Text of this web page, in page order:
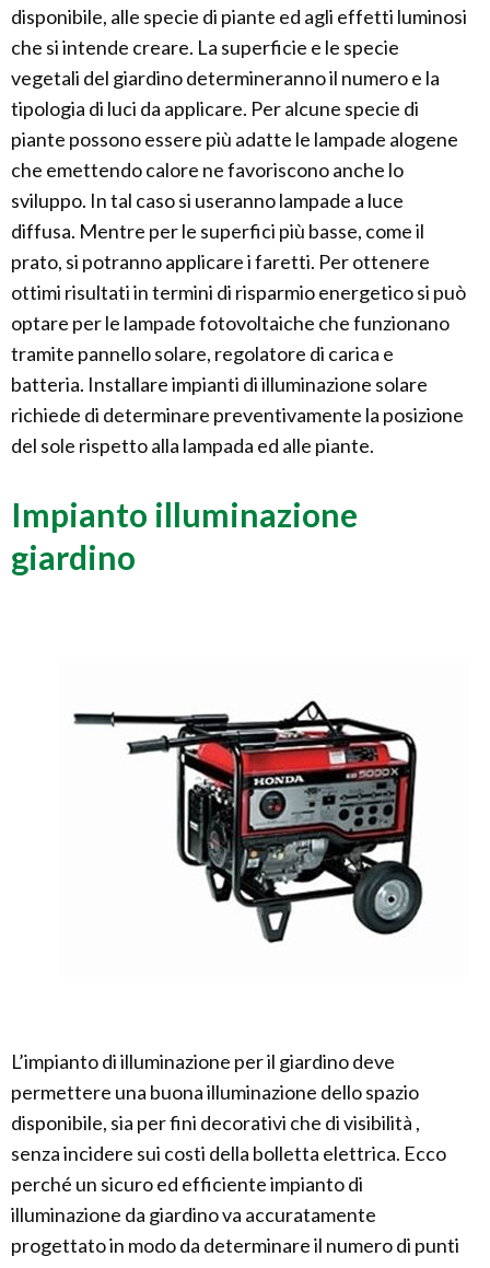
disponibile, alle specie di piante ed agli effetti luminosi
che si intende creare. La superficie e le specie
vegetali del giardino determineranno il numero e la
tipologia di luci da applicare. Per alcune specie di
piante possono essere più adatte le lampade alogene
che emettendo calore ne favoriscono anche lo
sviluppo. In tal caso si useranno lampade a luce
diffusa. Mentre per le superfici più basse, come il
prato, si potranno applicare i faretti. Per ottenere
ottimi risultati in termini di risparmio energetico si può
optare per le lampade fotovoltaiche che funzionano
tramite pannello solare, regolatore di carica e
batteria. Installare impianti di illuminazione solare
richiede di determinare preventivamente la posizione
del sole rispetto alla lampada ed alle piante.
Impianto illuminazione
giardino
L’impianto di illuminazione per il giardino deve
permettere una buona illuminazione dello spazio
disponibile, sia per fini decorativi che di visibilità ,
senza incidere sui costi della bolletta elettrica. Ecco
perché un sicuro ed efficiente impianto di
illuminazione da giardino va accuratamente
progettato in modo da determinare il numero di punti